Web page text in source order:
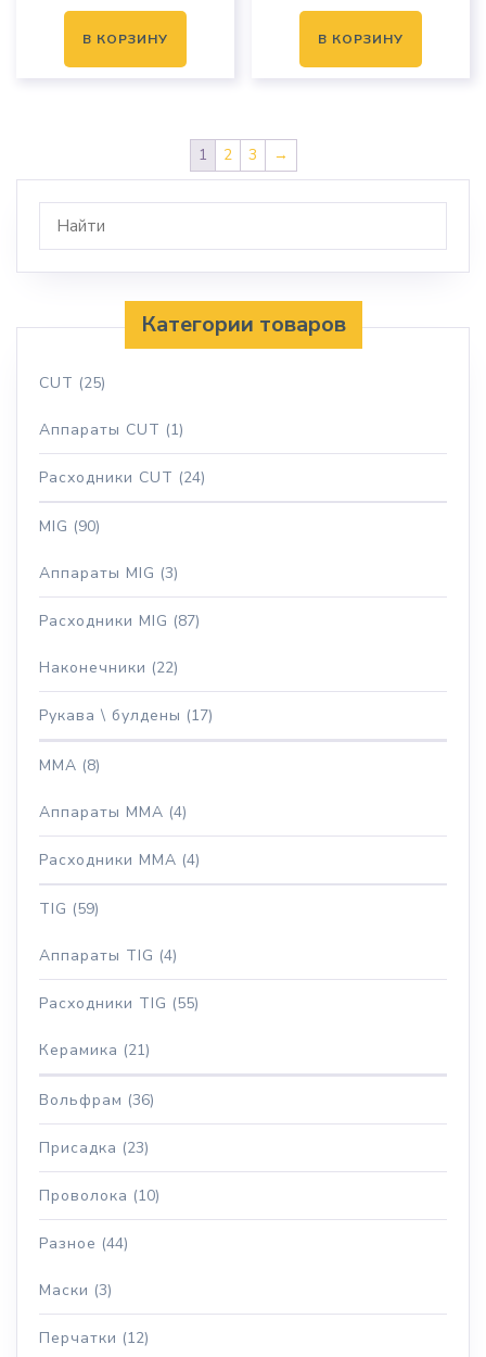
В КОРЗИНУ В КОРЗИНУ
1 2 3 →
Категории товаров
CUT (25)
Аппараты CUT (1)
Расходники CUT (24)
MIG (90)
Аппараты MIG (3)
Расходники MIG (87)
Наконечники (22)
Рукава \ булдены (17)
MMA (8)
Аппараты MMA (4)
Расходники MMA (4)
TIG (59)
Аппараты TIG (4)
Расходники TIG (55)
Керамика (21)
Вольфрам (36)
Присадка (23)
Проволока (10)
Разное (44)
Маски (3)
Перчатки (12)